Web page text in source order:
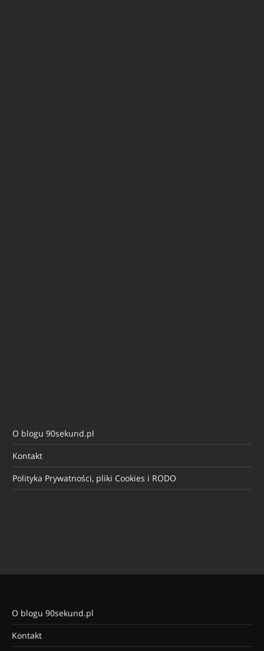
O blogu 90sekund.pl
Kontakt
Polityka Prywatności, pliki Cookies i RODO
O blogu 90sekund.pl
Kontakt